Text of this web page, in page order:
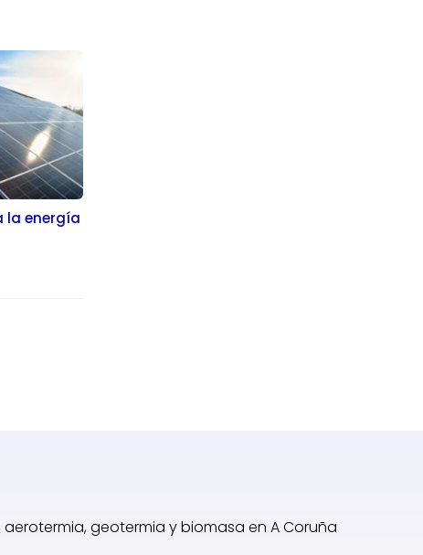
la energía
geotermia y biomasa en A Coruña